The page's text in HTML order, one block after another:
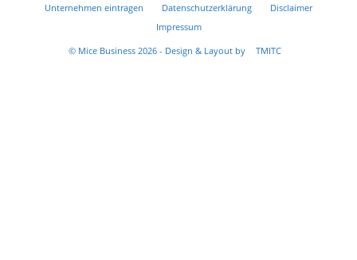
Unternehmen eintragen Datenschutzerklärung
Disclaimer
Impressum
© Mice Business 2026 - Design & Layout by
TMITC